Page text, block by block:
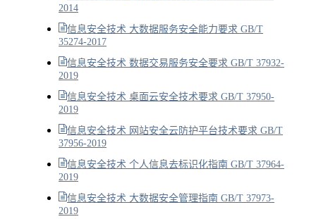
2014
信息安全技术 大数据服务安全能力要求 GB/T
35274-2017
信息安全技术 数据交易服务安全要求 GB/T 37932-
2019
信息安全技术 桌面云安全技术要求 GB/T 37950-
2019
信息安全技术 网站安全云防护平台技术要求 GB/T
37956-2019
信息安全技术 个人信息去标识化指南 GB/T 37964-
2019
信息安全技术 大数据安全管理指南 GB/T 37973-
2019